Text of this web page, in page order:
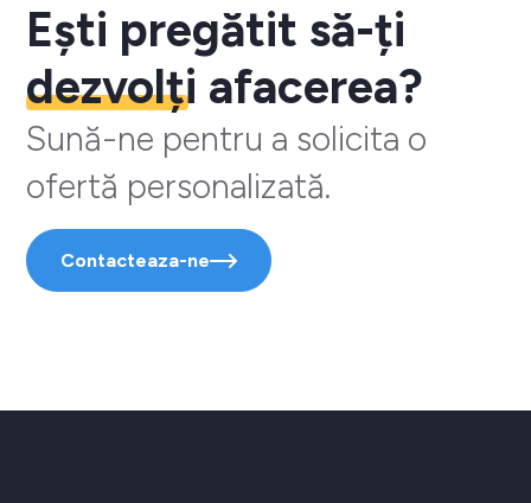
Ești pregătit să-ți
dezvolți afacerea?
Sună-ne pentru a solicita o
ofertă personalizată.
Contacteaza-ne